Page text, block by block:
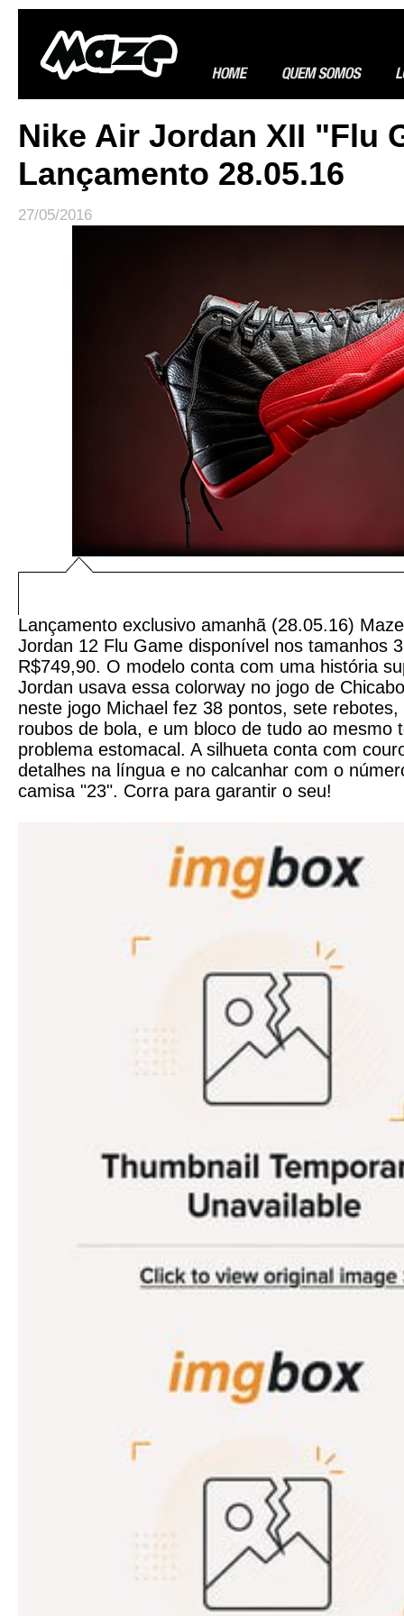
Nike Air Jordan XII "Flu
Lançamento 28.05.16
27/05/2016
Lançamento exclusivo amanhã (28.05.16)
Jordan 12 Flu Game disponível nos tamanhos
R$749,90. O modelo conta com uma história
Jordan usava essa colorway no jogo de
neste jogo Michael fez 38 pontos, sete
roubos de bola, e um bloco de tudo ao mesmo
problema estomacal. A silhueta conta com
detalhes na língua e no calcanhar com o
camisa "23". Corra para garantir o seu!